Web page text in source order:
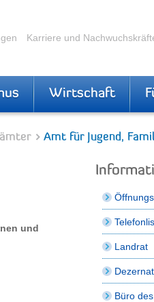
Karriere und
Wirtschaft
Amt für Jugend,
und
Landrat
Büro